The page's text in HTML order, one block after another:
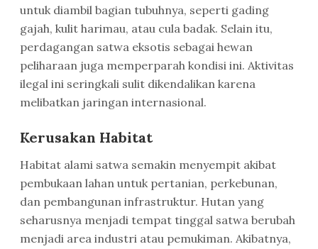
untuk diambil bagian tubuhnya, seperti gading
gajah, kulit harimau, atau cula badak. Selain itu,
perdagangan satwa eksotis sebagai hewan
peliharaan juga memperparah kondisi ini. Aktivitas
ilegal ini seringkali sulit dikendalikan karena
melibatkan jaringan internasional.
Kerusakan Habitat
Habitat alami satwa semakin menyempit akibat
pembukaan lahan untuk pertanian, perkebunan,
dan pembangunan infrastruktur. Hutan yang
seharusnya menjadi tempat tinggal satwa berubah
menjadi area industri atau pemukiman. Akibatnya,